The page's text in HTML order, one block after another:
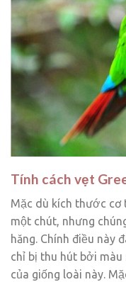
Tính cách vẹt
Mặc dù kích thước cơ
một chút, nhưng
hăng. Chính điều này
chỉ bị thu hút bởi
của giống loài này.